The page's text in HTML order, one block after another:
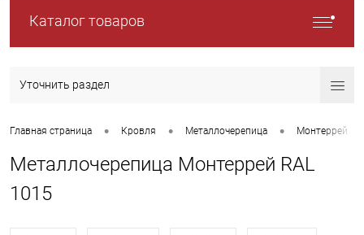
Каталог товаров
Уточнить раздел
Главная страница • Кровля • Металлочерепица • Монтеррей
Металлочерепица Монтеррей RAL
1015